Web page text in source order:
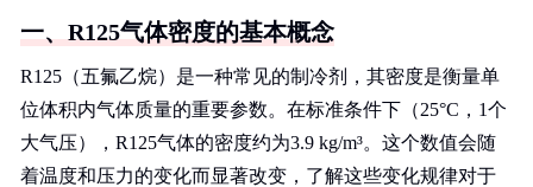
一、R125气体密度的基本概念
R125（五氟乙烷）是一种常见的制冷剂，其密度是衡量单
位体积内气体质量的重要参数。在标准条件下（25°C，1个
大气压），R125气体的密度约为3.9 kg/m³。这个数值会随
着温度和压力的变化而显著改变，了解这些变化规律对于